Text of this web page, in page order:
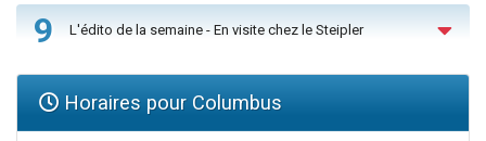
9 L'édito de la semaine - En visite chez le Steipler
Horaires pour Columbus